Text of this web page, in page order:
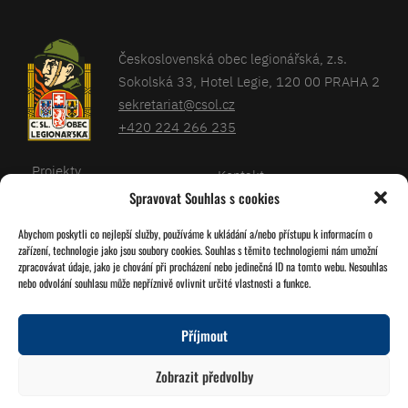
Spravovat Souhlas s cookies
Abychom poskytli co nejlepší služby, používáme k ukládání a/nebo přístupu k informacím o
zařízení, technologie jako jsou soubory cookies. Souhlas s těmito technologiemi nám umožní
zpracovávat údaje, jako je chování při procházení nebo jedinečná ID na tomto webu. Nesouhlas
nebo odvolání souhlasu může nepříznivě ovlivnit určité vlastnosti a funkce.
Příjmout
Zobrazit předvolby
Československá obec legionářská, z.s.
Sokolská 33, Hotel Legie, 120 00 PRAHA 2
sekretariat@csol.cz
+420 224 266 235
Sledujte nás!
Projekty
Kalendář
O nás
Kontakt
Databáze legionářů
Pro členy
Zásady cookies